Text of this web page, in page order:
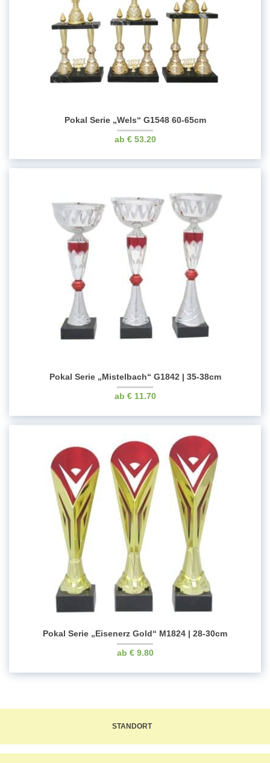
Pokal Serie „Wels“ G1548 60-65cm
€53.20
Pokal Serie „Mistelbach“ G1842 | 35-38cm
€11.70
Pokal Serie „Eisenerz Gold“ M1824 | 28-30cm
€9.80
STANDORT